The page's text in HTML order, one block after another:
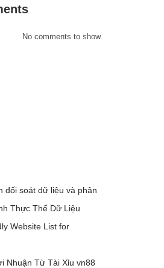
No comments to show.
đối soát dữ liệu và phân
Thực Thể Dữ Liệu
Website List for
Nhuận Từ Tài Xỉu vn88